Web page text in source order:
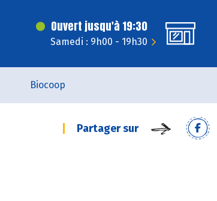
Ouvert jusqu'à 19:30
Samedi : 9h00 - 19h30
Biocoop
Partager sur